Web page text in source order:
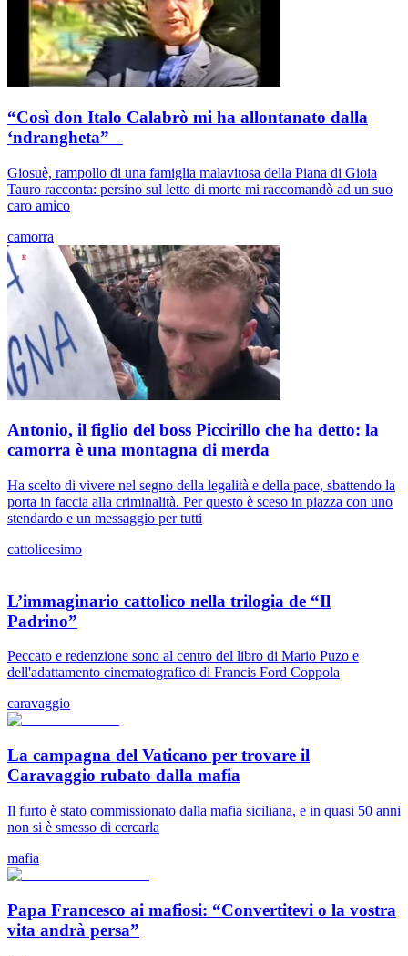
“Così don Italo Calabrò mi ha allontanato dalla
‘ndrangheta”
Giosuè, rampollo di una famiglia malavitosa della Piana di Gioia
Tauro racconta: persino sul letto di morte mi raccomandò ad un suo
caro amico
camorra
Antonio, il figlio del boss Piccirillo che ha detto: la
camorra è una montagna di merda
Ha scelto di vivere nel segno della legalità e della pace, sbattendo la
porta in faccia alla criminalità. Per questo è sceso in piazza con uno
stendardo e un messaggio per tutti
cattolicesimo
L’immaginario cattolico nella trilogia de “Il
Padrino”
Peccato e redenzione sono al centro del libro di Mario Puzo e
dell'adattamento cinematografico di Francis Ford Coppola
caravaggio
La campagna del Vaticano per trovare il
Caravaggio rubato dalla mafia
Il furto è stato commissionato dalla mafia siciliana, e in quasi 50 anni
non si è smesso di cercarla
mafia
Papa Francesco ai mafiosi: “Convertitevi o la vostra
vita andrà persa”